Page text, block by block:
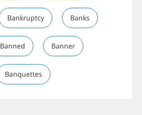
Bankruptcy Banks
Banned Banner
Banquettes